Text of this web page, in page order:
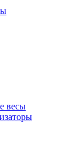
весы